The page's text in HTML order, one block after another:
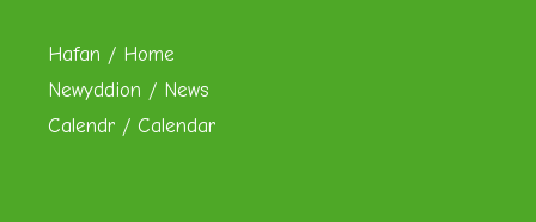
Hafan / Home
Newyddion / News
Calendr / Calendar